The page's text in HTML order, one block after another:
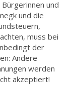
und
und die
muss bei
der
Andere
werden
akzeptiert!